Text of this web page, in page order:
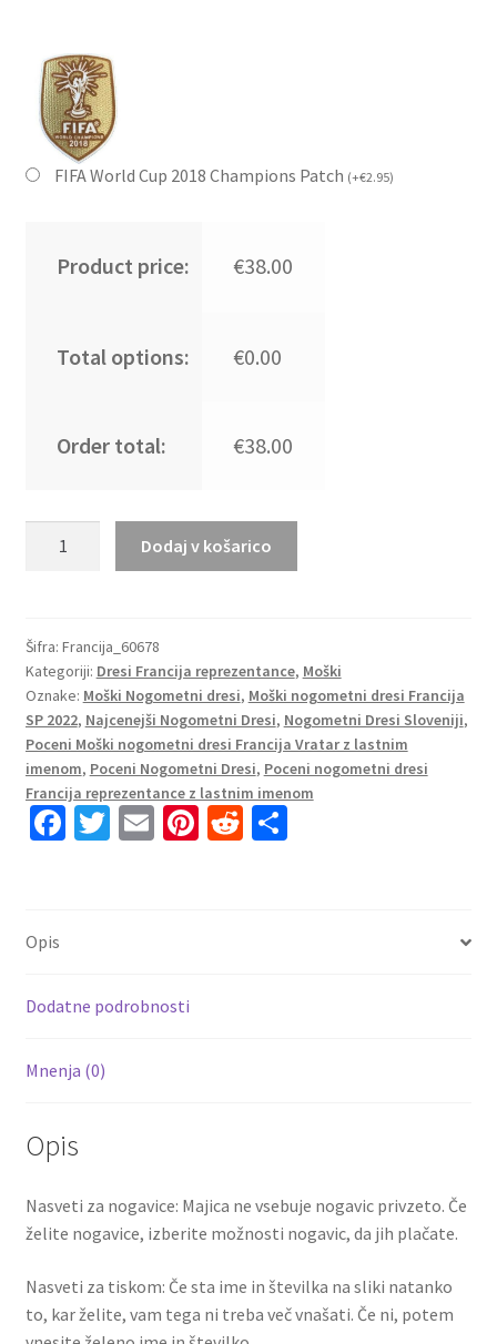
FIFA World Cup 2018 Champions Patch (+€2.95)
Product price: €38.00
Total options: €0.00
Order total: €38.00
Francija
Domači
SP
2022
Kratek
Rokav
+
Kratke
količina
Dodaj v košarico
Šifra: Francija_60678
Kategoriji: Dresi Francija reprezentance, Moški
Oznake: Moški Nogometni dresi, Moški nogometni dresi Francija
SP 2022, Najcenejši Nogometni Dresi, Nogometni Dresi Sloveniji,
Poceni Moški nogometni dresi Francija Vratar z lastnim
imenom, Poceni Nogometni Dresi, Poceni nogometni dresi
Francija reprezentance z lastnim imenom
Fa
k
T E Pi R S
Opis
Dodatne podrobnosti
Mnenja (0)
Opis
Nasveti za nogavice: Majica ne vsebuje nogavic privzeto. Če
želite nogavice, izberite možnosti nogavic, da jih plačate.
Nasveti za tiskom: Če sta ime in številka na sliki natanko
to, kar želite, vam tega ni treba več vnašati. Če ni, potem